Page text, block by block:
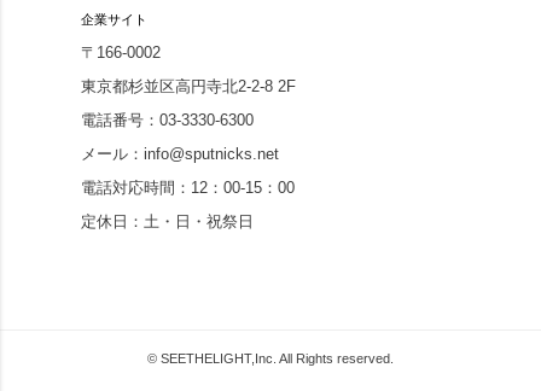
企業サイト
〒166-0002
東京都杉並区高円寺北2-2-8 2F
電話番号：03-3330-6300
メール：info@sputnicks.net
電話対応時間：12：00-15：00
定休日：土・日・祝祭日
© SEETHELIGHT,Inc. All Rights reserved.